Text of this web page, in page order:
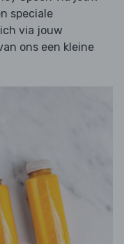
speciale
via jouw
ons een kleine